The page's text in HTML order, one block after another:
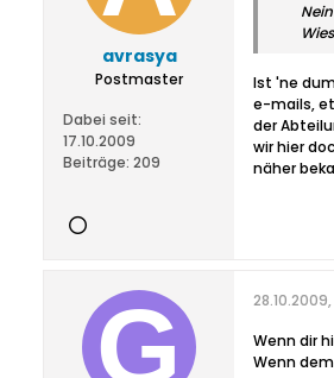
avrasya
Postmaster
Dabei seit:
17.10.2009
Beiträge: 209
Ist 'ne
e-mails,
der
wir hier
näher
Wenn dir
Wenn